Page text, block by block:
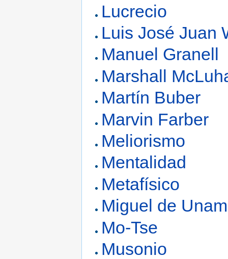
Lucrecio
Luis José Juan
Manuel Granell
Marshall
Martín Buber
Marvin Farber
Meliorismo
Mentalidad
Metafísico
Miguel de
Mo-Tse
Musonio